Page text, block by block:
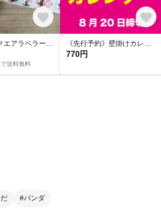
送料無料
770円
#パンダ